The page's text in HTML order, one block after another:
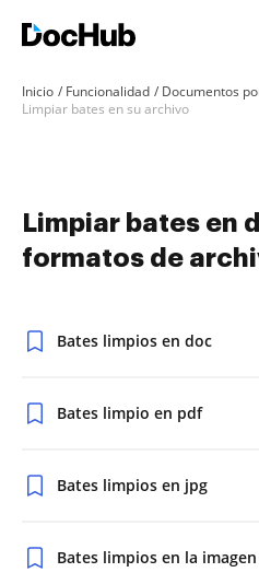
Inicio Funcionalidad
Documentos
Limpiar bates en su archivo
Limpiar bates en
formatos de
Bates limpios en doc
Bates limpio en pdf
Bates limpios en jpg
Bates limpios en la imagen